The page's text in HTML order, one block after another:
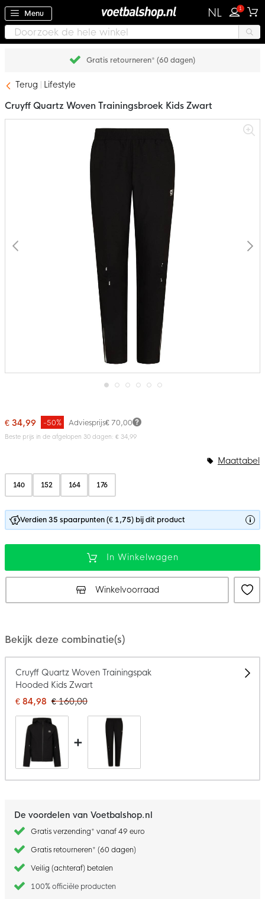
Menu NL 1
Gratis retourneren* (60 dagen)
Terug Lifestyle
begin
van
Cruyff Quartz Woven Trainingsbroek Kids Zwart
€ 34,99 Adviesprijs€ 70,00
-50%
Beste prijs in de afgelopen 30 dagen: € 34,99
140 152 164 176
Maattabel
Verdien 35 spaarpunten (€ 1,75) bij dit product
In Winkelwagen
Winkelvoorraad
Bekijk deze combinatie(s)
Cruyff Quartz Woven Trainingspak
Hooded Kids Zwart
€ 84,98 € 160,00
+
De voordelen van Voetbalshop.nl
Gratis verzending* vanaf 49 euro
Gratis retourneren* (60 dagen)
Veilig (achteraf) betalen
100% officiële producten